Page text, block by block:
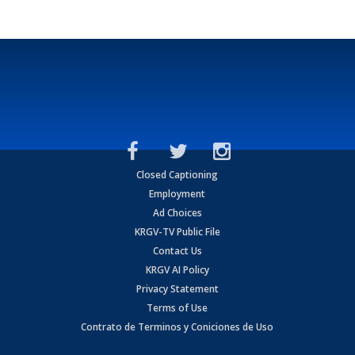
Closed Captioning
Employment
Ad Choices
KRGV-TV Public File
Contact Us
KRGV AI Policy
Privacy Statement
Terms of Use
Contrato de Terminos y Coniciones de Uso